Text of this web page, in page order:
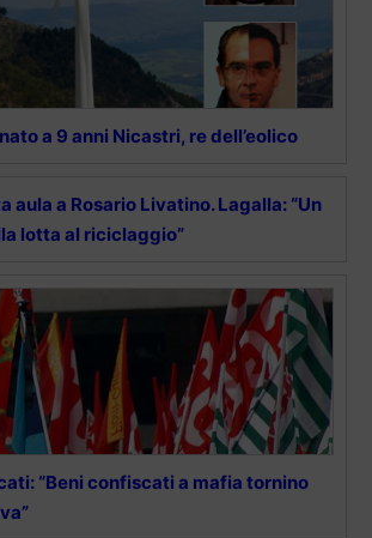
a 9 anni Nicastri, re dell’eolico
aula a Rosario Livatino. Lagalla: “Un
lotta al riciclaggio”
“Beni confiscati a mafia tornino